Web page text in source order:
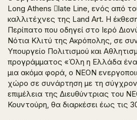
Long Athens 􀁞late Line, ενός από
καλλιτέχνες της Land Art. Η
Περίπατο που οδηγεί στο Ιερό
Νότια Κλιτύ της Ακρόπολης, σε
Υπουργείο Πολιτισμού και
προγράμματος «Όλη η Ελλάδα
μια ακόμα φορά, ο ΝΕΟΝ
χώρο σε συνάρτηση με τη
επιμέλεια της Διευθύντριας του
Κουντούρη, θα διαρκέσει έως τις